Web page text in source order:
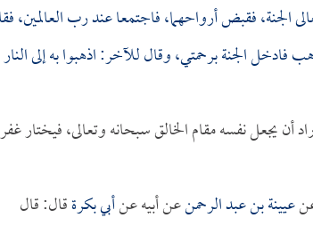
الجنة، فقبض أرواحهما، فاجتمعا عند رب العالمين،
فادخل الجنة برحمتي، وقال للآخر: اذهبوا به إلى النار
يجعل نفسه مقام الخالق سبحانه وتعالى، فيختار
عيينة بن عبد الرحمنعن أبيه عنأبي بكرةقال: قال